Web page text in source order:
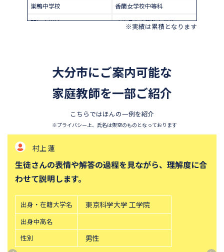
巣鴨中学校
香蘭女学校中等科
開智中学校
千葉県立東葛飾中学校
須磨学園中学校
北嶺中学校
白百合学園中学校
サレジオ学院中学校
等部
攻玉社中学校
三田国際科学学園中学校
青山学院中等部
高輪中学校
桐朋中学校
六甲学院中学校
青山学院横浜英和中学校
中央大学附属横浜中学校
法政大学第二中学校
品川女子学院中等部
東京都立桜修館中等教育学校
学習院中等科
※実績は累積となります
大分市にご案内可能な
家庭教師を一部ご紹介
こちらではほんの一例を紹介
※プライバシー上、氏名は架空のものとなっております
村上 蓮
生徒さんの表情や解答の過程を見ながら、理解度に合
わせて説明します。
出身・在籍大学名 東京科学大学 工学院
出身中高名
性別
男性